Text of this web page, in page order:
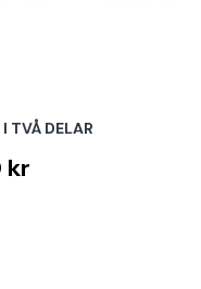
TVÅ DELAR
kr